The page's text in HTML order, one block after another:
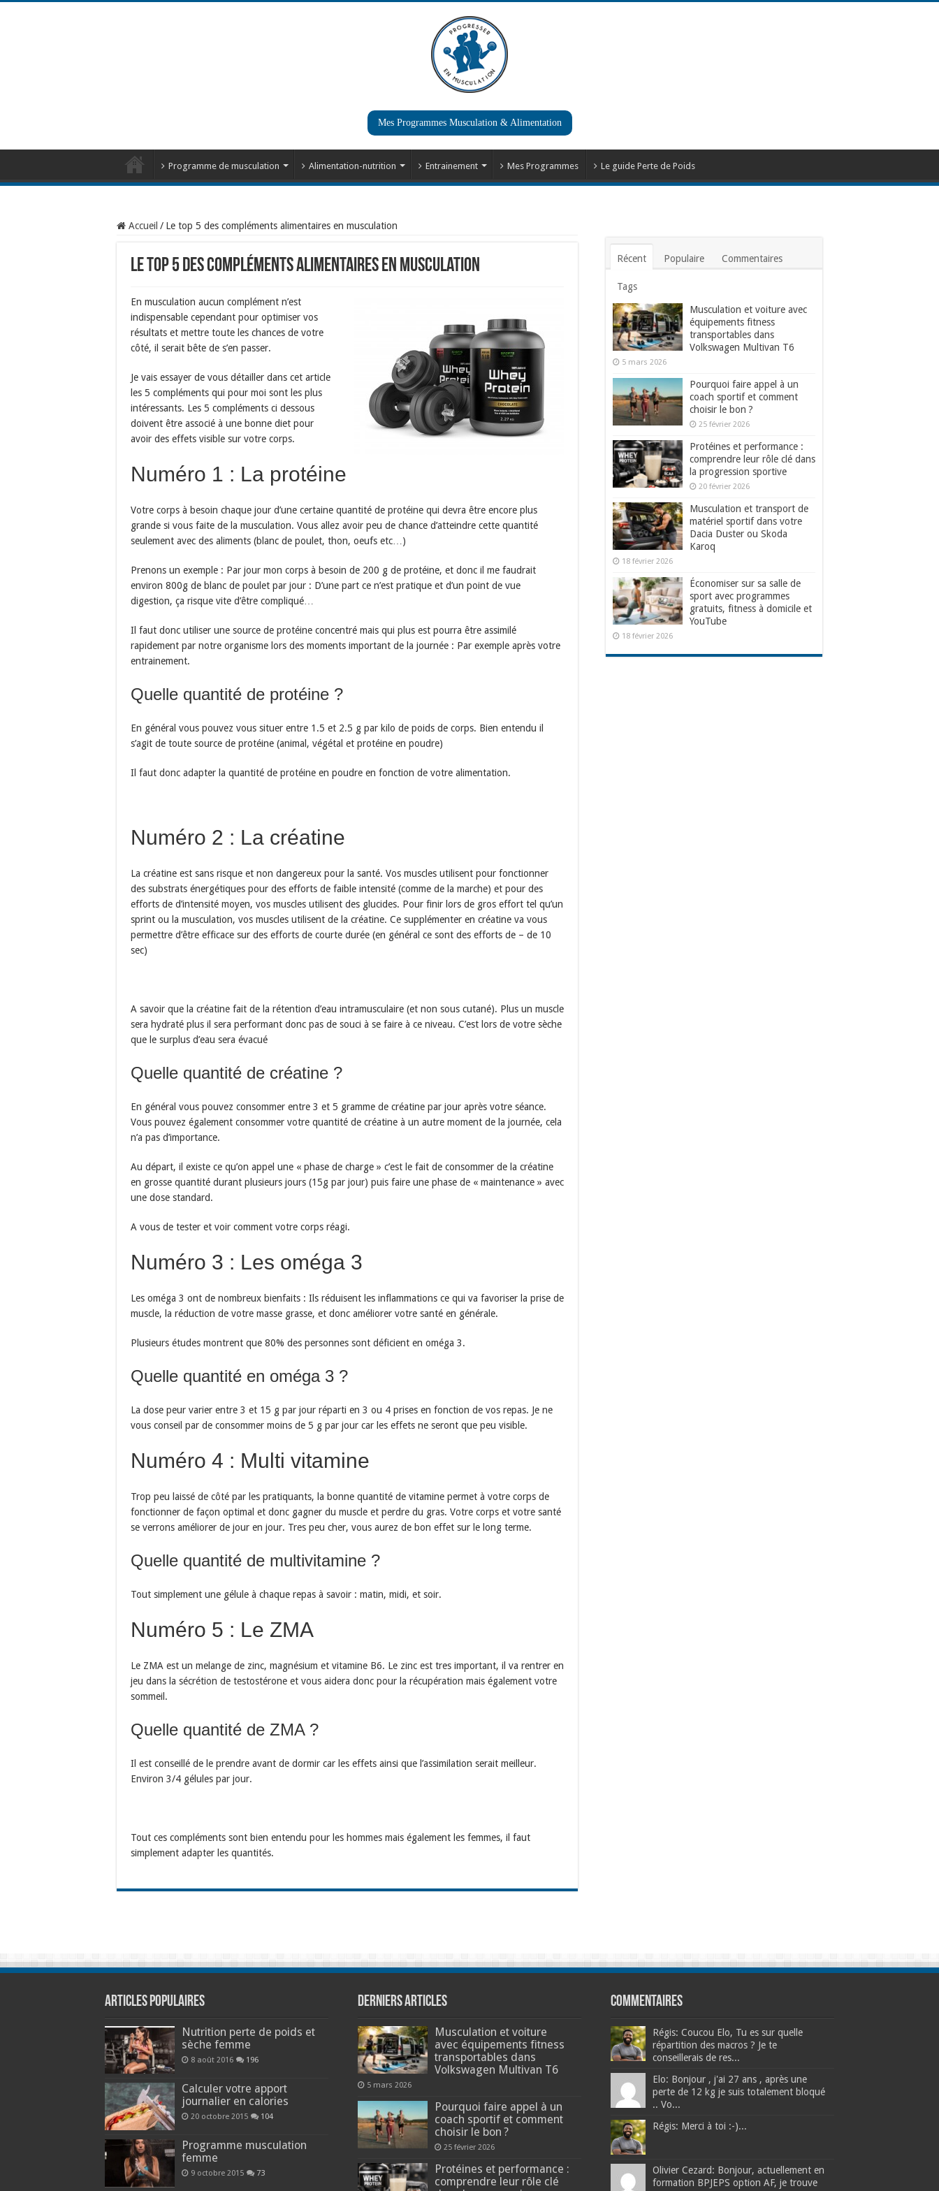
Mes Programmes Musculation & Alimentation
Programme de musculation Alimentation-nutrition Entrainement Mes Programmes Le guide Perte de Poids
Accueil / Le top 5 des compléments alimentaires en musculation
Le top 5 des compléments alimentaires en musculation
En musculation aucun complément n’est
indispensable cependant pour optimiser vos
résultats et mettre toute les chances de votre
côté, il serait bête de s’en passer.
Je vais essayer de vous détailler dans cet article
les 5 compléments qui pour moi sont les plus
intéressants. Les 5 compléments ci dessous
doivent être associé à une bonne diet pour
avoir des effets visible sur votre corps.
Numéro 1 : La protéine
Votre corps à besoin chaque jour d’une certaine quantité de protéine qui devra être encore plus
grande si vous faite de la musculation. Vous allez avoir peu de chance d’atteindre cette quantité
seulement avec des aliments (blanc de poulet, thon, oeufs etc…)
Prenons un exemple : Par jour mon corps à besoin de 200 g de protéine, et donc il me faudrait
environ 800g de blanc de poulet par jour : D’une part ce n’est pratique et d’un point de vue
digestion, ça risque vite d’être compliqué…
Il faut donc utiliser une source de protéine concentré mais qui plus est pourra être assimilé
rapidement par notre organisme lors des moments important de la journée : Par exemple après votre
entrainement.
Quelle quantité de protéine ?
En général vous pouvez vous situer entre 1.5 et 2.5 g par kilo de poids de corps. Bien entendu il
s’agit de toute source de protéine (animal, végétal et protéine en poudre)
Il faut donc adapter la quantité de protéine en poudre en fonction de votre alimentation.
Numéro 2 : La créatine
La créatine est sans risque et non dangereux pour la santé. Vos muscles utilisent pour fonctionner
des substrats énergétiques pour des efforts de faible intensité (comme de la marche) et pour des
efforts de d’intensité moyen, vos muscles utilisent des glucides. Pour finir lors de gros effort tel qu’un
sprint ou la musculation, vos muscles utilisent de la créatine. Ce supplémenter en créatine va vous
permettre d’être efficace sur des efforts de courte durée (en général ce sont des efforts de – de 10
sec)
A savoir que la créatine fait de la rétention d’eau intramusculaire (et non sous cutané). Plus un muscle
sera hydraté plus il sera performant donc pas de souci à se faire à ce niveau. C’est lors de votre sèche
que le surplus d’eau sera évacué
Quelle quantité de créatine ?
En général vous pouvez consommer entre 3 et 5 gramme de créatine par jour après votre séance.
Vous pouvez également consommer votre quantité de créatine à un autre moment de la journée, cela
n’a pas d’importance.
Au départ, il existe ce qu’on appel une « phase de charge » c’est le fait de consommer de la créatine
en grosse quantité durant plusieurs jours (15g par jour) puis faire une phase de « maintenance » avec
une dose standard.
A vous de tester et voir comment votre corps réagi.
Numéro 3 : Les oméga 3
Les oméga 3 ont de nombreux bienfaits : Ils réduisent les inflammations ce qui va favoriser la prise de
muscle, la réduction de votre masse grasse, et donc améliorer votre santé en générale.
Plusieurs études montrent que 80% des personnes sont déficient en oméga 3.
Quelle quantité en oméga 3 ?
La dose peur varier entre 3 et 15 g par jour réparti en 3 ou 4 prises en fonction de vos repas. Je ne
vous conseil par de consommer moins de 5 g par jour car les effets ne seront que peu visible.
Numéro 4 : Multi vitamine
Trop peu laissé de côté par les pratiquants, la bonne quantité de vitamine permet à votre corps de
fonctionner de façon optimal et donc gagner du muscle et perdre du gras. Votre corps et votre santé
se verrons améliorer de jour en jour. Tres peu cher, vous aurez de bon effet sur le long terme.
Quelle quantité de multivitamine ?
Tout simplement une gélule à chaque repas à savoir : matin, midi, et soir.
Numéro 5 : Le ZMA
Le ZMA est un melange de zinc, magnésium et vitamine B6. Le zinc est tres important, il va rentrer en
jeu dans la sécrétion de testostérone et vous aidera donc pour la récupération mais également votre
sommeil.
Quelle quantité de ZMA ?
Il est conseillé de le prendre avant de dormir car les effets ainsi que l’assimilation serait meilleur.
Environ 3/4 gélules par jour.
Tout ces compléments sont bien entendu pour les hommes mais également les femmes, il faut
simplement adapter les quantités.
Récent Populaire Commentaires
Tags
Musculation et voiture avec
équipements fitness
transportables dans
Volkswagen Multivan T6
5 mars 2026
Pourquoi faire appel à un
coach sportif et comment
choisir le bon ?
25 février 2026
Protéines et performance :
comprendre leur rôle clé dans
la progression sportive
20 février 2026
Musculation et transport de
matériel sportif dans votre
Dacia Duster ou Skoda
Karoq
18 février 2026
Économiser sur sa salle de
sport avec programmes
gratuits, fitness à domicile et
YouTube
18 février 2026
Articles populaires
Nutrition perte de poids et
sèche femme
8 août 2016 196
Calculer votre apport
journalier en calories
20 octobre 2015 104
Programme musculation
femme
9 octobre 2015 73
Derniers articles
Musculation et voiture
avec équipements fitness
transportables dans
Volkswagen Multivan T6
5 mars 2026
Pourquoi faire appel à un
coach sportif et comment
choisir le bon ?
25 février 2026
Protéines et performance :
comprendre leur rôle clé
Commentaires
Régis: Coucou Elo, Tu es sur quelle
répartition des macros ? Je te
conseillerais de res...
Elo: Bonjour , j'ai 27 ans , après une
perte de 12 kg je suis totalement bloqué
.. Vo...
Régis: Merci à toi :-)...
Olivier Cezard: Bonjour, actuellement en
formation BPJEPS option AF, je trouve